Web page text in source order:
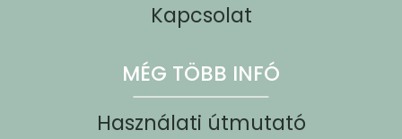
Kapcsolat
MÉG TÖBB INFÓ
Használati útmutató